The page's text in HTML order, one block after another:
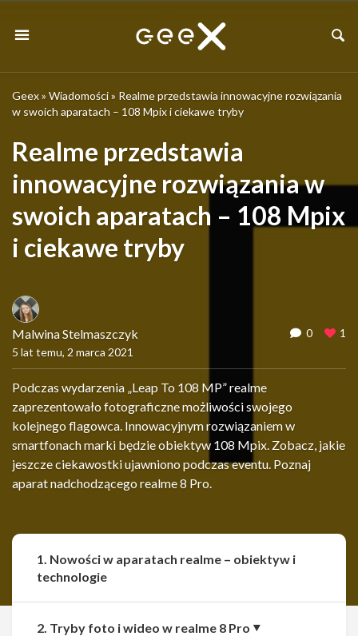
Geex» Wiadomości» Realme przedstawia innowacyjne rozwiązania
w swoich aparatach – 108 Mpix i ciekawe tryby
Realme przedstawia
innowacyjne rozwiązania w
swoich aparatach – 108 Mpix
i ciekawe tryby
Malwina Stelmaszczyk
5 lat temu, 2 marca 2021
0 1
Podczas wydarzenia „Leap To 108 MP” realme
zaprezentowało fotograficzne możliwości swojego
kolejnego flagowca. Innowacyjnym rozwiązaniem w
smartfonach marki będzie obiektyw 108 Mpix. Zobacz, jakie
jeszcze ciekawostki ujawniono podczas eventu. Poznaj
aparat nadchodzącego realme 8 Pro.
1. Nowości w aparatach realme – obiektyw i
technologie
2. Tryby foto i wideo w realme 8 Pro